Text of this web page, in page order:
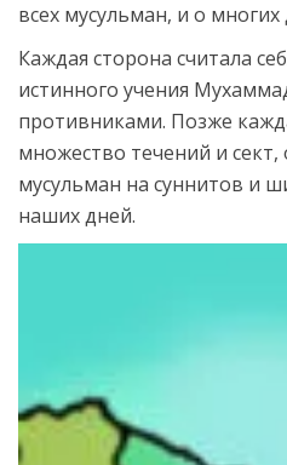
всех мусульман, и о многих
Каждая сторона считала
истинного учения
противниками. Позже
множество течений и
мусульман на суннитов и
наших дней.